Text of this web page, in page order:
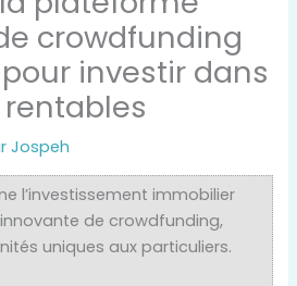
crowdfunding
investir dans
Jospeh
l’investissement immobilier
de crowdfunding,
uniques aux particuliers.